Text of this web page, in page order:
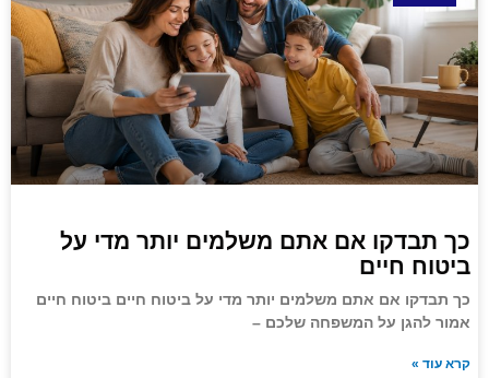
כך תבדקו אם אתם משלמים יותר מדי על
ביטוח חיים
כך תבדקו אם אתם משלמים יותר מדי על ביטוח חיים ביטוח חיים
אמור להגן על המשפחה שלכם –
קרא עוד »